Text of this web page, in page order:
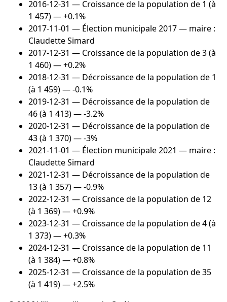
2016-12-31 — Croissance de la population de 1 (à
1 457) — +0.1%
2017-11-01 — Élection municipale 2017 — maire :
Claudette Simard
2017-12-31 — Croissance de la population de 3 (à
1 460) — +0.2%
2018-12-31 — Décroissance de la population de 1
(à 1 459) — -0.1%
2019-12-31 — Décroissance de la population de
46 (à 1 413) — -3.2%
2020-12-31 — Décroissance de la population de
43 (à 1 370) — -3%
2021-11-01 — Élection municipale 2021 — maire :
Claudette Simard
2021-12-31 — Décroissance de la population de
13 (à 1 357) — -0.9%
2022-12-31 — Croissance de la population de 12
(à 1 369) — +0.9%
2023-12-31 — Croissance de la population de 4 (à
1 373) — +0.3%
2024-12-31 — Croissance de la population de 11
(à 1 384) — +0.8%
2025-12-31 — Croissance de la population de 35
(à 1 419) — +2.5%